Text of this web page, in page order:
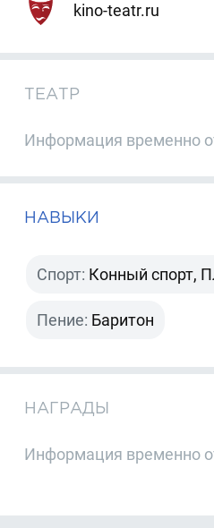
kino-teatr.ru
ТЕАТР
Информация временно
НАВЫКИ
Спорт: Конный спорт,
Пение: Баритон
НАГРАДЫ
Информация временно